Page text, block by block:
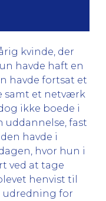
kvinde, der
havde haft en
havde fortsat et
samt et netværk
ikke boede i
uddannelse, fast
havde i
hvor hun i
ved at tage
henvist til
udredning for